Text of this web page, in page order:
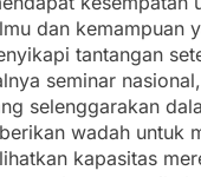
dan kemampuan
tantangan
seminar
selenggarakan
wadah untuk
kapasitas